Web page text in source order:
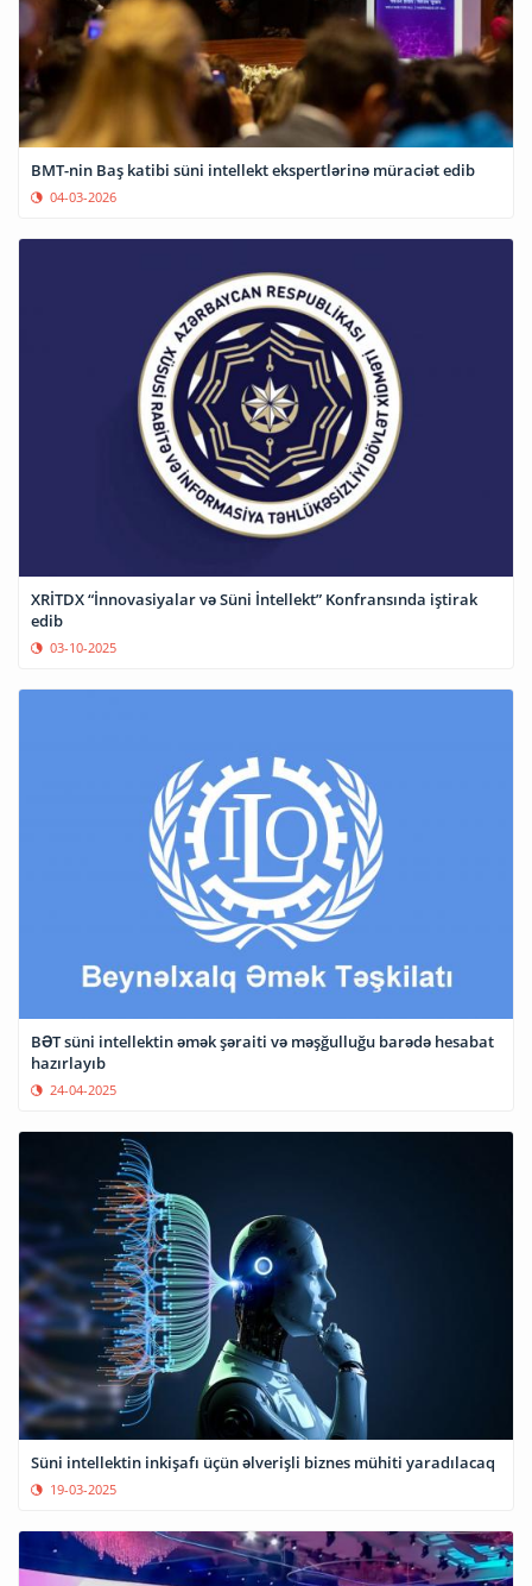
BMT-nin Baş katibi süni intellekt ekspertlərinə müraciət edib
04-03-2026
XRİTDX “İnnovasiyalar və Süni İntellekt” Konfransında iştirak
edib
03-10-2025
BƏT süni intellektin əmək şəraiti və məşğulluğu barədə hesabat
hazırlayıb
24-04-2025
Süni intellektin inkişafı üçün əlverişli biznes mühiti yaradılacaq
19-03-2025